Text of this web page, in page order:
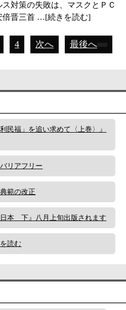
対策の失敗は、マスクとＰＣ
倍晋三首 …[続きを読む]
4 次へ 最後へ
福」を追い求めて〈上巻〉』
リアフリー
範の改正
本 下』八月上旬出版されます
読む